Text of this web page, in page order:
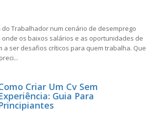
do Trabalhador num cenário de desemprego
os baixos salários e as oportunidades de
a ser desafios críticos para quem trabalha. Que
Criar Um Cv Sem
Guia Para